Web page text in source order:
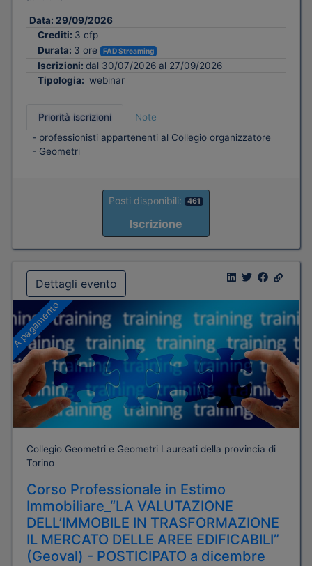
Data: 29/09/2026
Crediti: 3 cfp
Durata: 3 ore FAD Streaming
Iscrizioni: dal 30/07/2026 al 27/09/2026
Tipologia: webinar
Priorità iscrizioni
Note
- professionisti appartenenti al Collegio organizzatore
- Geometri
Posti disponibili: 461
Iscrizione
Dettagli evento
A pagamento
Collegio Geometri e Geometri Laureati della provincia di
Torino
Corso Professionale in Estimo
Immobiliare_“LA VALUTAZIONE
DELL’IMMOBILE IN TRASFORMAZIONE
IL MERCATO DELLE AREE EDIFICABILI”
(Geoval) - POSTICIPATO a dicembre